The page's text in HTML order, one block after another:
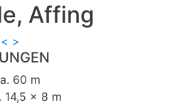
Affing
< >
60 m
14,5 x 8 m